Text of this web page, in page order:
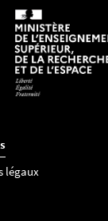
seront
du chantier.
légaux